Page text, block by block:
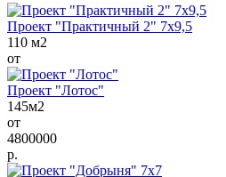
Проект "Практичный 2" 7х9,5
110 м2
от
Проект "Лотос"
145м2
от
4800000
р.